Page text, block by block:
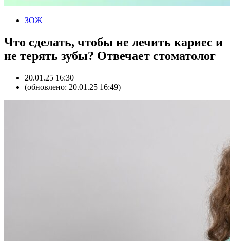
ЗОЖ
Что сделать, чтобы не лечить кариес и
не терять зубы? Отвечает стоматолог
20.01.25 16:30
(обновлено: 20.01.25 16:49)